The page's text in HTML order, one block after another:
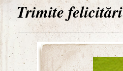
Trimite felicitări